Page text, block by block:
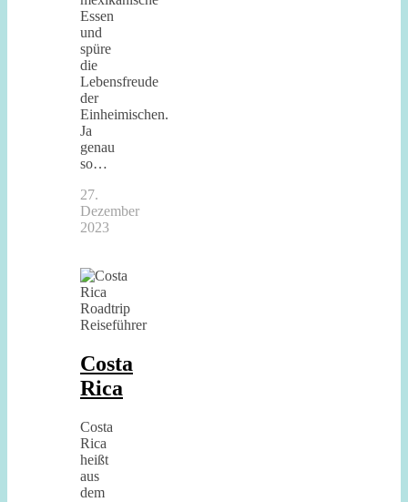
Essen
und
spüre
die
Lebensfreude
der
Einheimischen.
Ja
genau
so…
27.
Dezember
2023
Costa
Rica
Costa
Rica
heißt
aus
dem